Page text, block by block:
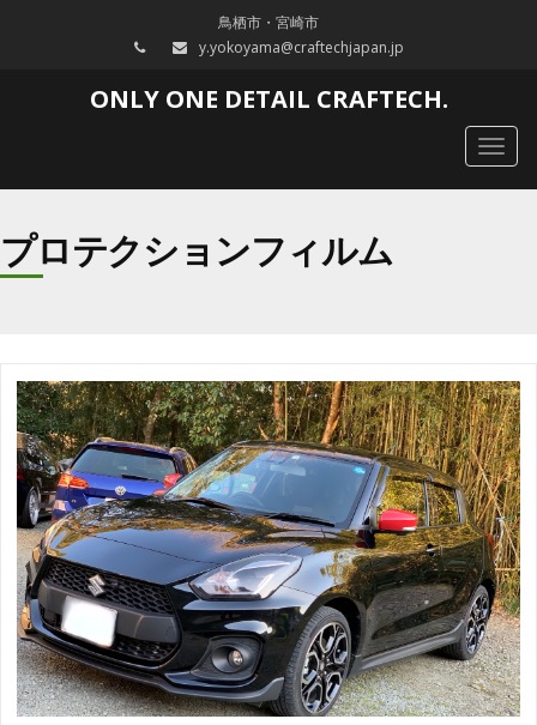
鳥栖市・宮崎市
y.yokoyama@craftechjapan.jp
ONLY ONE DETAIL CRAFTECH.
プロテクションフィルム